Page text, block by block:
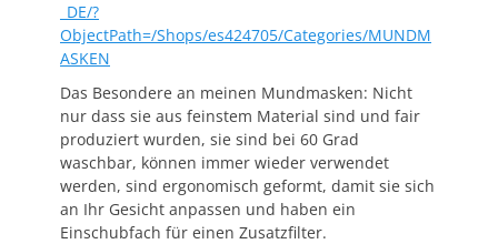
_DE/?
ObjectPath=/Shops/es424705/Categories/MUNDM
ASKEN
Das Besondere an meinen Mundmasken: Nicht
nur dass sie aus feinstem Material sind und fair
produziert wurden, sie sind bei 60 Grad
waschbar, können immer wieder verwendet
werden, sind ergonomisch geformt, damit sie sich
an Ihr Gesicht anpassen und haben ein
Einschubfach für einen Zusatzfilter.